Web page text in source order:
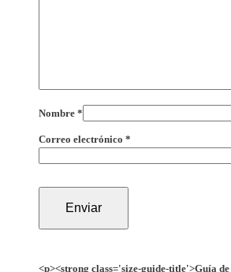
Nombre *
Correo electrónico *
<p><strong class='size-guide-title'>Guía